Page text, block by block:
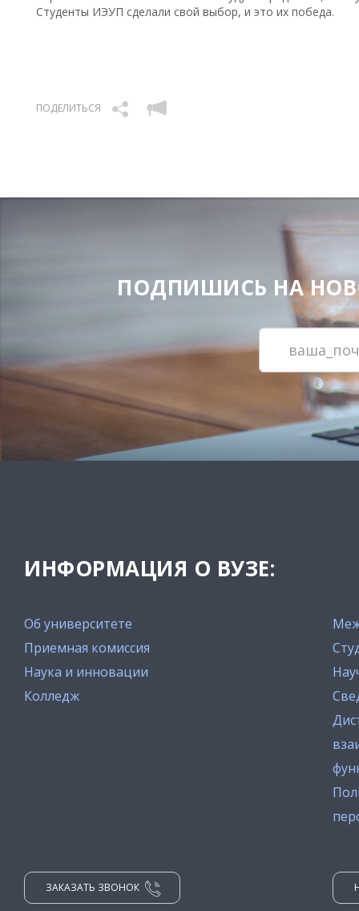
Студенты ИЭУП сделали свой выбор, и это их победа.
ПОДЕЛИТЬСЯ
ПОДПИШИСЬ НА
ИНФОРМАЦИЯ О ВУЗЕ:
Об университете
Приемная комиссия
Наука и инновации
Колледж
ЗАКАЗАТЬ ЗВОНОК